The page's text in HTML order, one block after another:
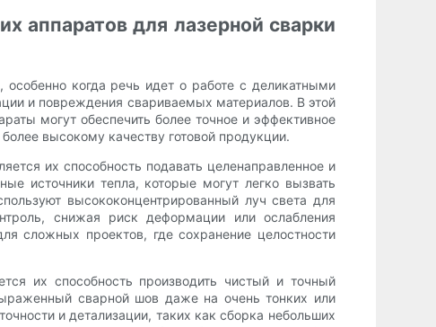
аппаратов для лазерной сварки
когда речь идет о работе с деликатными
и повреждения свариваемых материалов. В этой
могут обеспечить более точное и эффективное
высокому качеству готовой продукции.
их способность подавать целенаправленное и
источники тепла, которые могут легко вызвать
высококонцентрированный луч света для
снижая риск деформации или ослабления
сложных проектов, где сохранение целостности
их способность производить чистый и точный
сварной шов даже на очень тонких или
и детализации, таких как сборка небольших